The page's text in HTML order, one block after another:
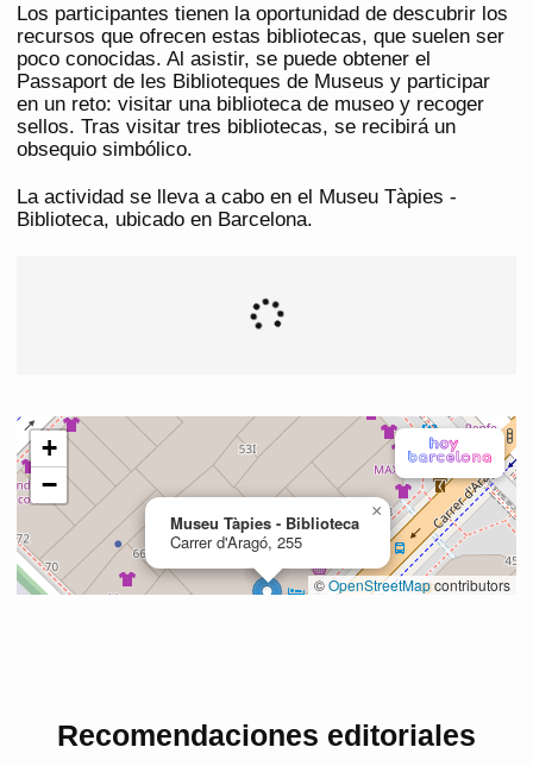
Los participantes tienen la oportunidad de descubrir los
recursos que ofrecen estas bibliotecas, que suelen ser
poco conocidas. Al asistir, se puede obtener el
Passaport de les Biblioteques de Museus y participar
en un reto: visitar una biblioteca de museo y recoger
sellos. Tras visitar tres bibliotecas, se recibirá un
obsequio simbólico.
La actividad se lleva a cabo en el Museu Tàpies -
Biblioteca, ubicado en Barcelona.
Recomendaciones editoriales